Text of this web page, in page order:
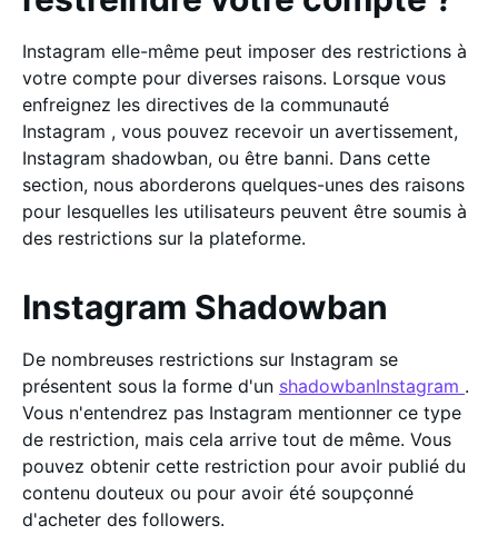
Instagram elle-même peut imposer des restrictions à
votre compte pour diverses raisons. Lorsque vous
enfreignez les directives de la communauté
Instagram , vous pouvez recevoir un avertissement,
Instagram shadowban, ou être banni. Dans cette
section, nous aborderons quelques-unes des raisons
pour lesquelles les utilisateurs peuvent être soumis à
des restrictions sur la plateforme.
Instagram Shadowban
De nombreuses restrictions sur Instagram se
présentent sous la forme d'un shadowbanInstagram .
Vous n'entendrez pas Instagram mentionner ce type
de restriction, mais cela arrive tout de même. Vous
pouvez obtenir cette restriction pour avoir publié du
contenu douteux ou pour avoir été soupçonné
d'acheter des followers.